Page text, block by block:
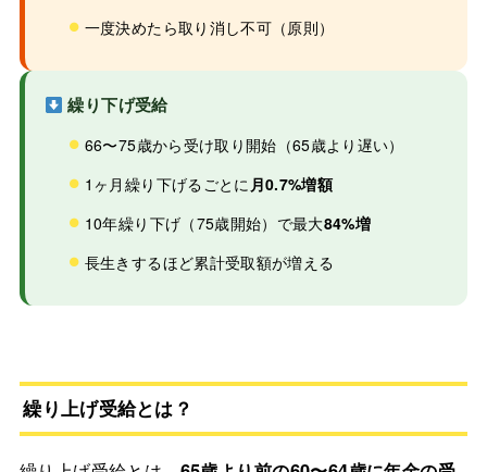
一度決めたら取り消し不可（原則）
繰り下げ受給
66〜75歳から受け取り開始（65歳より遅い）
1ヶ月繰り下げるごとに 月0.7%増額
10年繰り下げ（75歳開始）で最大84%増
長生きするほど累計受取額が増える
繰り上げ受給とは？